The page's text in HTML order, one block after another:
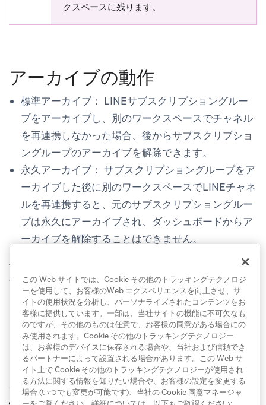
クスペースに残ります。
アーカイブの動作
標準アーカイブ： LINEサブスクリプショングルー
プをアーカイブし、別のワークスペースでチャネル
を再連携しなかった場合、後からサブスクリプショ
ングループのアーカイブを解除できます。
永久アーカイブ： サブスクリプショングループをア
ーカイブした後に別のワークスペースでLINEチャネ
ルを再連携すると、元のサブスクリプショングルー
プは永久にアーカイブされ、ダッシュボードからア
ーカイブを解除することはできません。
チャネルの再連携手順については、
を参照し
てください。
ユーザー管理 レポート
この Web サイトでは、Cookie その他のトラッキングテクノロジ
ーを使用して、お客様のWeb エクスペリエンスを向上させ、サ
イトの使用状況を分析し、パーソナライズされたコンテンツをお
客様に提供しています。一部は、当社サイトの機能に不可欠なも
のですが、その他のものは任意で、お客様の同意がある場合にの
み使用されます。Cookie その他のトラッキングテクノロジー
は、お客様のデバイスに保存される場合や、当社および信頼でき
るパートナーによって設置される場合があります。この Web サ
イト上で Cookie その他のトラッキングテクノロジーが使用され
る方法に関する情報を知りたい場合や、お客様の設定を変更する
場合 (いつでも変更が可能です)、当社の Cookie 同意マネージャ